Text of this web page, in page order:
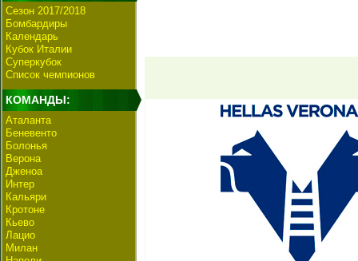
Сезон 2017/2018
Бомбардиры
Календарь
Кубок Италии
Суперкубок
Список чемпионов
КОМАНДЫ:
Аталанта
Беневенто
Болонья
Верона
Дженоа
Интер
Кальяри
Кротоне
Кьево
Лацио
Милан